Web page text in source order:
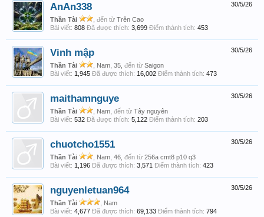
30/5/26
AnAn338
Thần Tài đến từ Trên Cao
Bài viết: 808 Đã được thích: 3,699 Điểm thành tích: 453
30/5/26
Vinh mập
Thần Tài , Nam, 35, đến từ Saigon
Bài viết: 1,945 Đã được thích: 16,002 Điểm thành tích: 473
30/5/26
maithamnguye
Thần Tài , Nam, đến từ Tây nguyên
Bài viết: 532 Đã được thích: 5,122 Điểm thành tích: 203
30/5/26
chuotcho1551
Thần Tài , Nam, 46, đến từ 256a cmt8 p10 q3
Bài viết: 1,196 Đã được thích: 3,571 Điểm thành tích: 423
30/5/26
nguyenletuan964
Thần Tài
, Nam
Bài viết: 4,677 Đã được thích: 69,133 Điểm thành tích: 794